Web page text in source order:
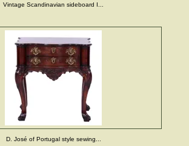
Vintage Scandinavian sideboard I...
D. José of Portugal style sewing...